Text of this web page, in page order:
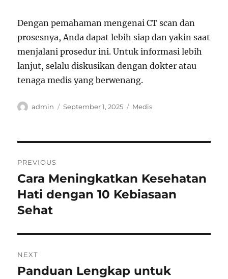
Dengan pemahaman mengenai CT scan dan
prosesnya, Anda dapat lebih siap dan yakin saat
menjalani prosedur ini. Untuk informasi lebih
lanjut, selalu diskusikan dengan dokter atau
tenaga medis yang berwenang.
Author
admin
Posted
September 1, 2025 Categories
Medis
navigation
PREVIOUS
Previous
post:
Cara Meningkatkan Kesehatan
Hati dengan 10 Kebiasaan
Sehat
NEXT
Next
Panduan Lengkap untuk